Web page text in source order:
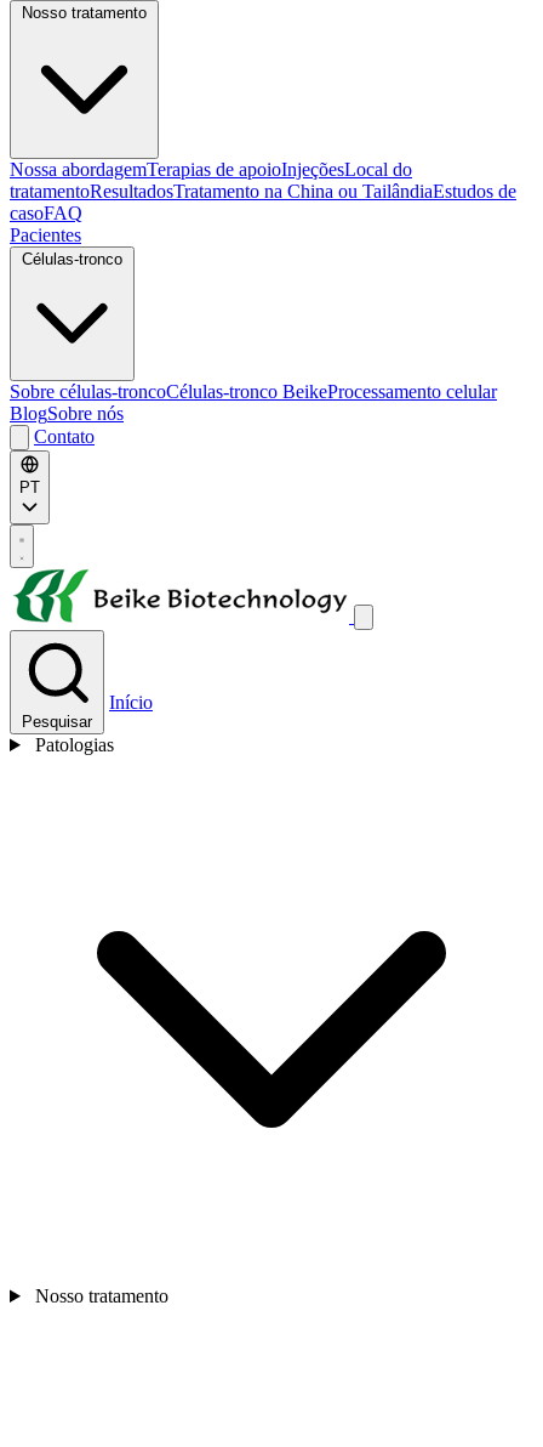
Nossa abordagemTerapias de apoioInjeçõesLocal do
tratamentoResultadosTratamento na China ou TailândiaEstudos de
casoFAQ
Pacientes
Sobre células-troncoCélulas-tronco BeikeProcessamento celular
BlogSobre nós
Contato
PT
Pesquisar
Início
Patologias
Nosso tratamento